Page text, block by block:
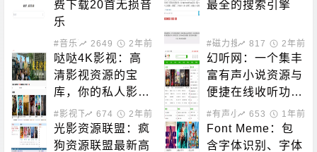
费下载20首无损音
乐
#音乐下载2649 2年前
最全的搜索引擎
#磁力搜索817 2年前
哒哒4K影视：高
清影视资源的宝
库，你的私人影院
新选择！
#影视下载 674 2年前
幻听网：一个集丰
富有声小说资源与
便捷在线收听功能
于一体的平台
#有声小说653 1年前
光影资源联盟：疯
狗资源联盟最新高
Font Meme：包
含字体识别、字体